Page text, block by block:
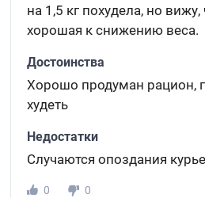
на 1,5 кг похудела, но вижу,
хорошая к снижению веса.
Достоинства
Хорошо продуман рацион,
худеть
Недостатки
Случаются опоздания
0
0